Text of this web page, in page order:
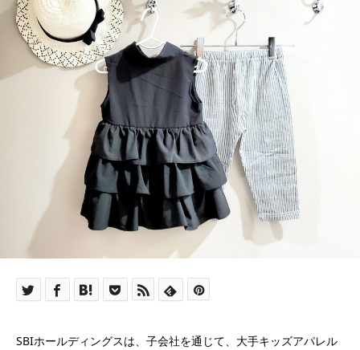
SBIホールディングスは、子会社を通じて、大手キッズアパレル